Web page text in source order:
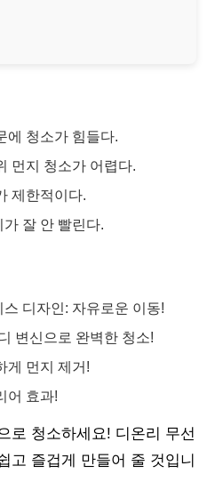
에 청소가 힘들다.
먼지 청소가 어렵다.
제한적이다.
잘 안 빨린다.
디자인: 자유로운 이동!
변신으로 완벽한 청소!
게 먼지 제거!
어 효과!
로 청소하세요! 디온리 무선
고 즐겁게 만들어 줄 것입니